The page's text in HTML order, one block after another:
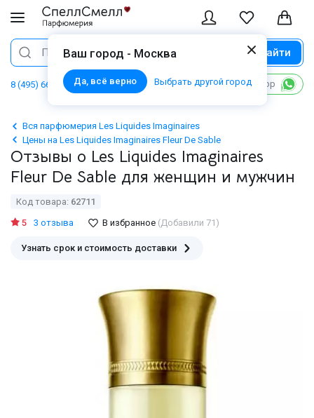
Ваш город - Москва
Да, всё верно Выбрать другой город
Поиск Найти
8 (495) 668 06 02 Написать в WhatsApp
Вся парфюмерия Les Liquides Imaginaires
Цены на Les Liquides Imaginaires Fleur De Sable
Отзывы о Les Liquides Imaginaires
Fleur De Sable для женщин и мужчин
Код товара: 62711
5
3 отзыва В избранное (Добавили 71)
Узнать срок и стоимость доставки